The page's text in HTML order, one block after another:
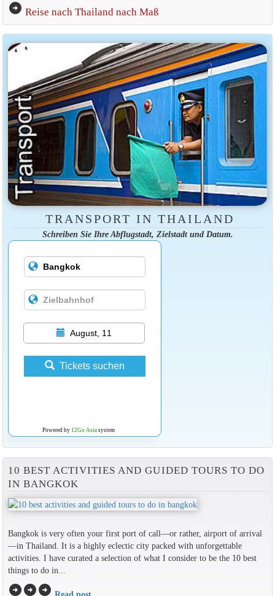
arrow_circle_right Reise nach Thailand nach Maß
TRANSPORT IN THAILAND
Schreiben Sie Ihre Abflugstadt, Zielstadt und Datum.
August, 11
Tickets suchen
Powered by 12Go Asiasystem
10 BEST ACTIVITIES AND GUIDED TOURS TO DO
IN BANGKOK
Bangkok is very often your first port of call—or rather, airport of arrival
—in Thailand. It is a highly eclectic city packed with unforgettable
activities. I have curated a selection of what I consider to be the 10 best
things to do in...
arrow_circle_rightarrow_circle_rightarrow_circle_right